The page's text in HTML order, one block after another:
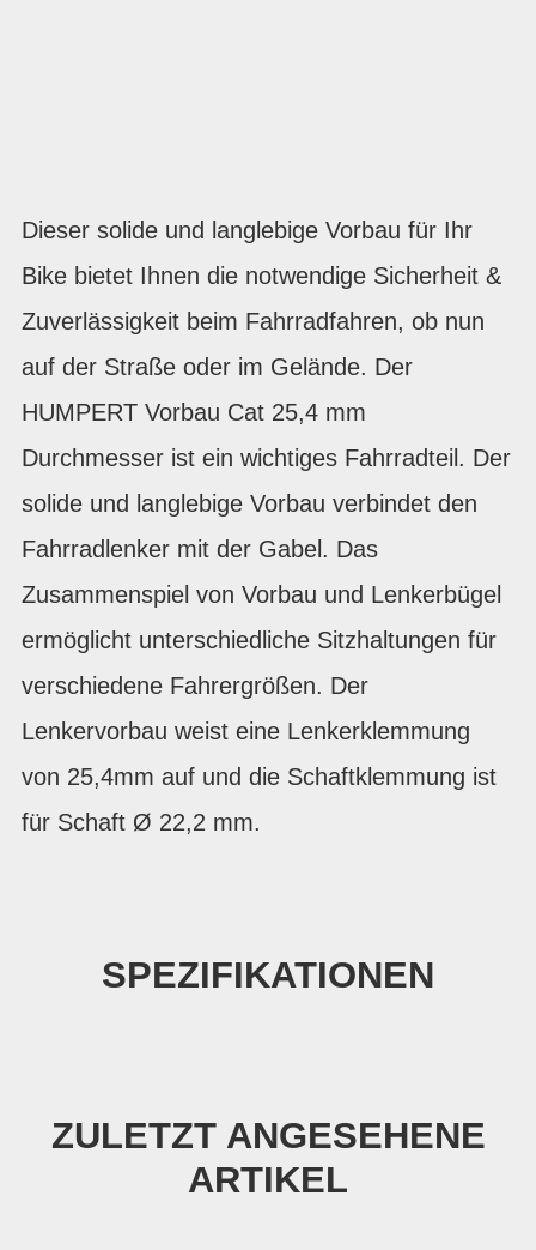
Dieser solide und langlebige Vorbau für Ihr
Bike bietet Ihnen die notwendige Sicherheit &
Zuverlässigkeit beim Fahrradfahren, ob nun
auf der Straße oder im Gelände. Der
HUMPERT Vorbau Cat 25,4 mm
Durchmesser ist ein wichtiges Fahrradteil. Der
solide und langlebige Vorbau verbindet den
Fahrradlenker mit der Gabel. Das
Zusammenspiel von Vorbau und Lenkerbügel
ermöglicht unterschiedliche Sitzhaltungen für
verschiedene Fahrergrößen. Der
Lenkervorbau weist eine Lenkerklemmung
von 25,4mm auf und die Schaftklemmung ist
für Schaft Ø 22,2 mm.
SPEZIFIKATIONEN
ZULETZT ANGESEHENE
ARTIKEL